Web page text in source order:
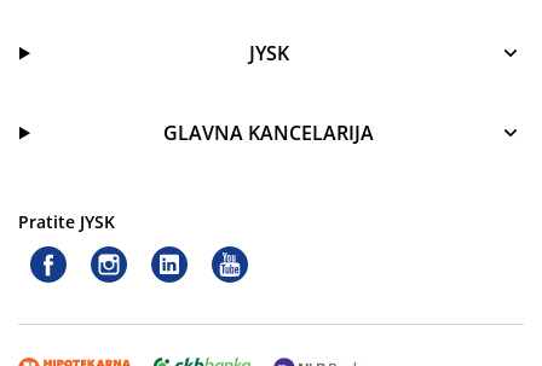
JYSK
GLAVNA KANCELARIJA
Pratite JYSK